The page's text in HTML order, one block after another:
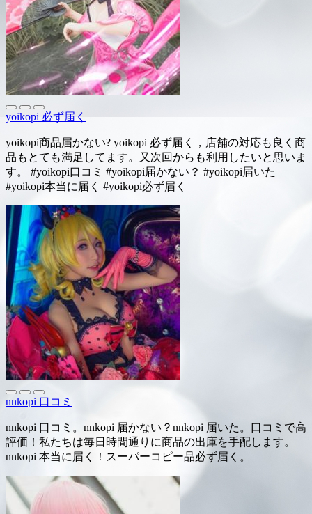
yoikopi 必ず届く
yoikopi商品届かない? yoikopi 必ず届く，店舗の対応も良く商
品もとても満足してます。又次回からも利用したいと思いま
す。 #yoikopi口コミ #yoikopi届かない？ #yoikopi届いた
#yoikopi本当に届く #yoikopi必ず届く
nnkopi 口コミ
nnkopi 口コミ。nnkopi 届かない？nnkopi 届いた。口コミで高
評価！私たちは毎日時間通りに商品の出庫を手配します。
nnkopi 本当に届く！スーパーコピー品必ず届く。